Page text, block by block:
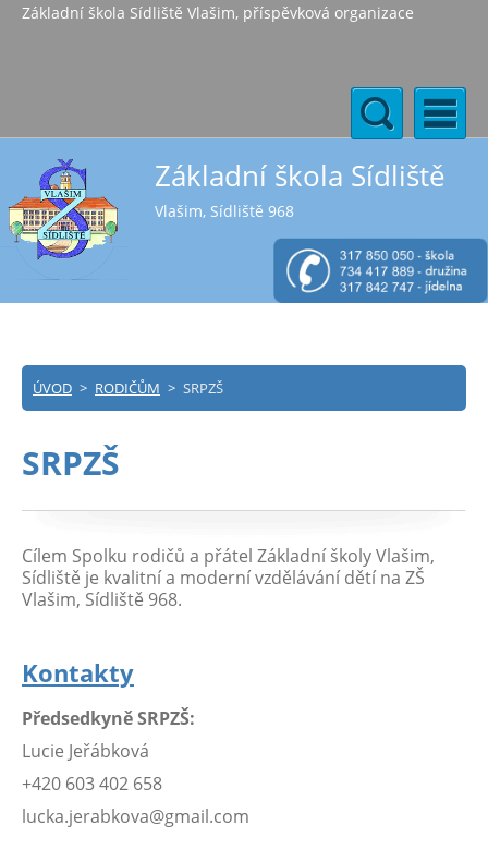
Základní škola Sídliště Vlašim, příspěvková organizace
Základní škola Sídliště
Vlašim, Sídliště 968
ÚVOD > RODIČŮM > SRPZŠ
SRPZŠ
Cílem Spolku rodičů a přátel Základní školy Vlašim,
Sídliště je kvalitní a moderní vzdělávání dětí na ZŠ
Vlašim, Sídliště 968.
Kontakty
Předsedkyně SRPZŠ:
Lucie Jeřábková
+420 603 402 658
lucka.jerabkova@gmail.com